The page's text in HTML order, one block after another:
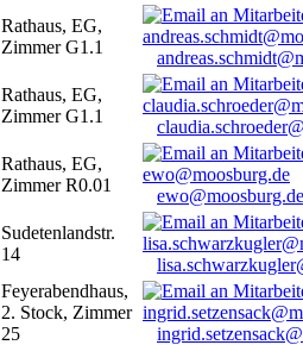
Rathaus, EG,
Zimmer G1.1
Rathaus, EG,
Zimmer G1.1
Rathaus, EG,
Zimmer R0.01
ewo@moosburg.de
Sudetenlandstr.
14
Feyerabendhaus,
2. Stock, Zimmer
25